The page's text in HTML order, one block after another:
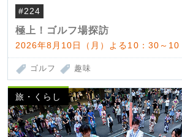
#224
極上！ゴルフ場探訪
2026年8月10日（月）よる10：30～10
ゴルフ 趣味
旅・くらし